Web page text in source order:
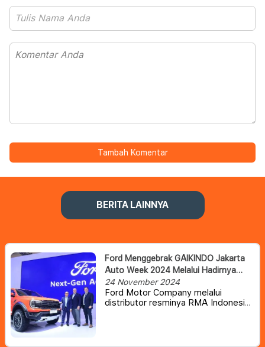
Tambah Komentar
BERITA LAINNYA
Ford Menggebrak GAIKINDO Jakarta
Auto Week 2024 Melalui Hadirnya
Tiga Jagoan Terbaru
24 November 2024
Ford Motor Company melalui
distributor resminya RMA Indonesia